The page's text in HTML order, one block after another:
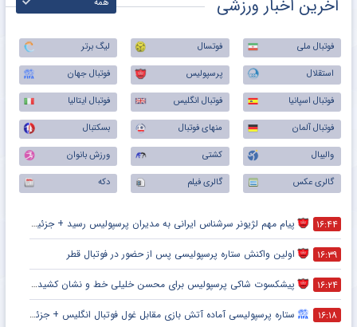
آخرین اخبار ورزشی همه
فوتبال ملی فوتسال
لیگ برتر
استقلال
پرسپولیس
فوتبال جهان
فوتبال اسپانیا
فوتبال انگلیس
فوتبال ایتالیا
فوتبال آلمان
منهای فوتبال
بسکتبال
والیبال
کشتی
ورزش بانوان
گالری عکس
گالری فیلم دکه
۱۶:۴۴ پیام مهم لژیونر سرشناس ایرانی به مدیران پرسپولیس رسید + جزئیات
۱۶:۳۹ اولین واکنش ستاره پرسپولیسی پس از حضور در فوتبال قطر
۱۶:۲۴ پیشکسوت شاکی پرسپولیس برای محسن خلیلی خط و نشان کشید + جزئیات
۱۶:۱۸ ستاره پرسپولیسی آماده آتش بازی مقابل غول فوتبال انگلیس + جزئیات